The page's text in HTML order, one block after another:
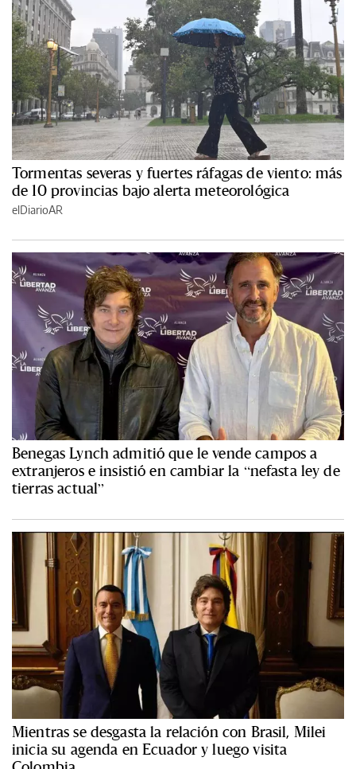
Tormentas severas y fuertes ráfagas de viento: más
de 10 provincias bajo alerta meteorológica
elDiarioAR
Benegas Lynch admitió que le vende campos a
extranjeros e insistió en cambiar la “nefasta ley de
tierras actual”
Mientras se desgasta la relación con Brasil, Milei
inicia su agenda en Ecuador y luego visita